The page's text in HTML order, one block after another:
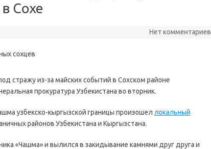
Сохе
Нет комментариев
стражу из-за майских событий в Сохском районе
прокуратура Узбекистана во вторник.
узбекско-кыргызской границы произошел локальный
районов Узбекистана и Кыргызстана.
«Чашма» и вылился в закидывание камнями друг друга и